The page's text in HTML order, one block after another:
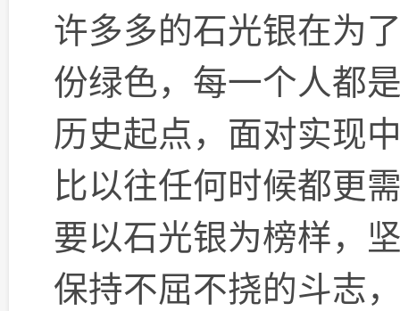
许多多的石光银在为
份绿色，每一个人都
历史起点，面对实现
比以往任何时候都更
要以石光银为榜样，
保持不屈不挠的斗志